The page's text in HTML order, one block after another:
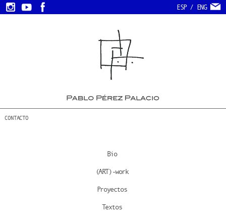
ESP/ ENG
CONTACTO
Bio
(ART)-work
Proyectos
Textos